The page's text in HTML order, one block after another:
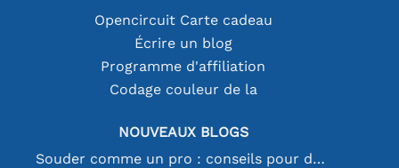
Opencircuit Carte cadeau
Écrire un blog
Programme d'affiliation
Codage couleur de la
NOUVEAUX BLOGS
Souder comme un pro : conseils pour des connexions électroniques parfaites